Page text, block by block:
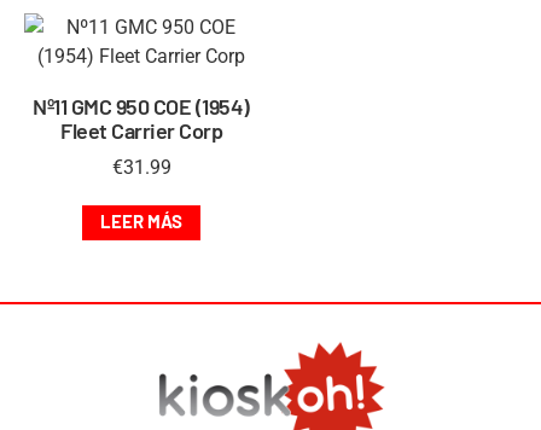
Nº11 GMC 950 COE (1954)
Fleet Carrier Corp
€31.99
LEER MÁS